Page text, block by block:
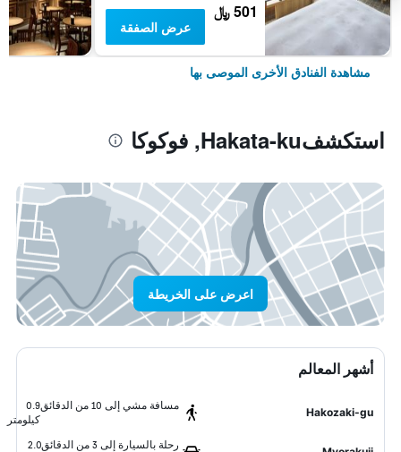
501 ﷼
عرض الصفقة
مشاهدة الفنادق الأخرى الموصى بها
استكشفHakata-ku, فوكوكا
اعرض على الخريطة
أشهر المعالم
Hakozaki-gu
مسافة مشي إلى 10 من الدقائق
0.9
كيلومتر
رحلة بالسيارة إلى 3 من الدقائق
2.0